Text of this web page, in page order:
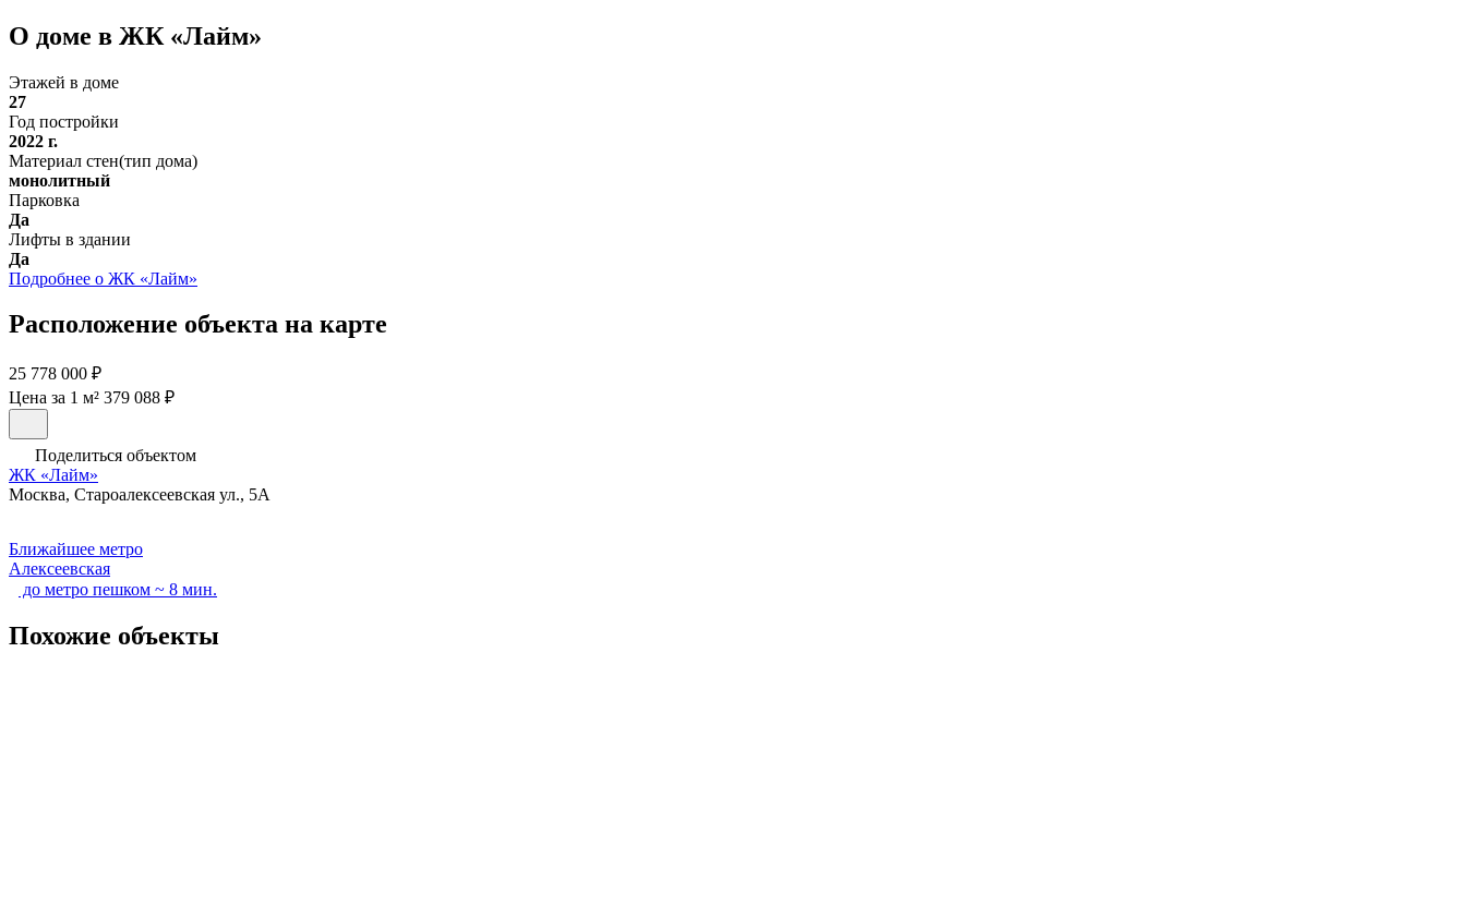
О доме в ЖК «Лайм»
Этажей в доме
27
Год постройки
2022 г.
Материал стен(тип дома)
монолитный
Парковка
Да
Лифты в здании
Да
Подробнее о ЖК «Лайм»
Расположение объекта на карте
25 778 000 ₽
Цена за 1 м² 379 088 ₽
Поделиться объектом
ЖК «Лайм»
Москва, Староалексеевская ул., 5А
Ближайшее метро
Алексеевская
до метро пешком ~ 8 мин.
Похожие объекты